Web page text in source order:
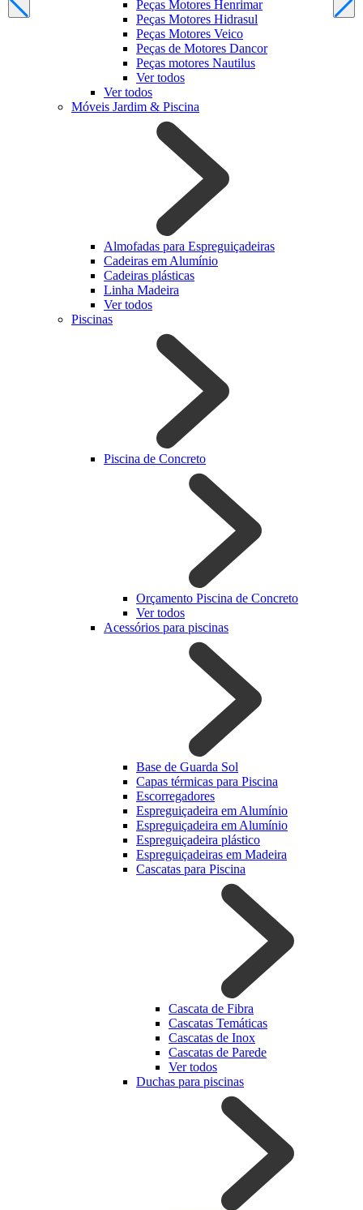
Peças Motores Henrimar
Peças Motores Hidrasul
Peças Motores Veico
Peças de Motores Dancor
Peças motores Nautilus
Ver todos
Ver todos
Móveis Jardim & Piscina
Almofadas para Espreguiçadeiras
Cadeiras em Alumínio
Cadeiras plásticas
Linha Madeira
Ver todos
Piscinas
Piscina de Concreto
Orçamento Piscina de Concreto
Ver todos
Acessórios para piscinas
Base de Guarda Sol
Capas térmicas para Piscina
Escorregadores
Espreguiçadeira em Alumínio
Espreguiçadeira em Alumínio
Espreguiçadeira plástico
Espreguiçadeiras em Madeira
Cascatas para Piscina
Cascata de Fibra
Cascatas Temáticas
Cascatas de Inox
Cascatas de Parede
Ver todos
Duchas para piscinas